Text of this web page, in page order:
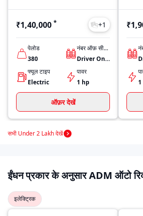
₹1,40,000 * +1
पेलोड
380
नंबर ऑफ़ सीट्स
Driver Only
फ्यूल टाइप
Electric
पावर
1 hp
ऑफ़र देखें
सभी Under 2 Lakh देखें
ईंधन प्रकार के अनुसार ADM ऑटो
इलेक्ट्रिक